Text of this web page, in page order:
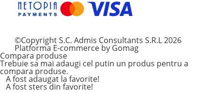
©Copyright S.C. Admis Consultants S.R.L 2026
Platforma E-commerce by Gomag
Compara produse
Trebuie sa mai adaugi cel putin un produs pentru a
compara produse.
A fost adaugat la favorite!
A fost sters din favorite!